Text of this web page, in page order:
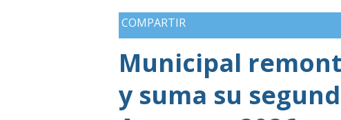
Guatemala finalizó tercera con
mientras Antigua y Barbuda
terminó tercera y dependió de
solo consiguió imponer
COMPARTIR
Municipal
y suma su